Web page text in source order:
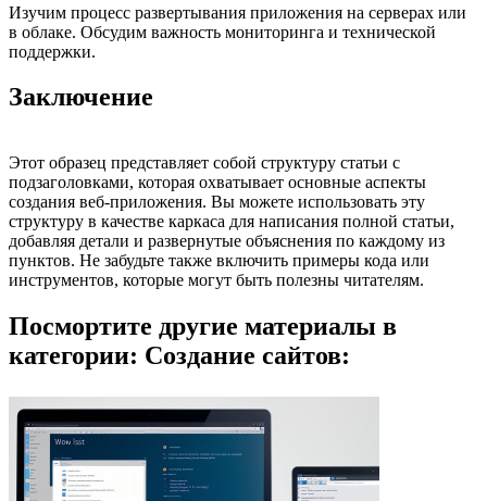
Изучим процесс развертывания приложения на серверах или
в облаке. Обсудим важность мониторинга и технической
поддержки.
Заключение
Этот образец представляет собой структуру статьи с
подзаголовками, которая охватывает основные аспекты
создания веб-приложения. Вы можете использовать эту
структуру в качестве каркаса для написания полной статьи,
добавляя детали и развернутые объяснения по каждому из
пунктов. Не забудьте также включить примеры кода или
инструментов, которые могут быть полезны читателям.
Посмортите другие материалы в
категории: Создание сайтов: